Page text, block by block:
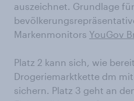
auszeichnet. Grundlage
Markenmonitors YouGov
Platz 2 kann sich, wie
Drogeriemarktkette dm
sichern. Platz 3 geht an